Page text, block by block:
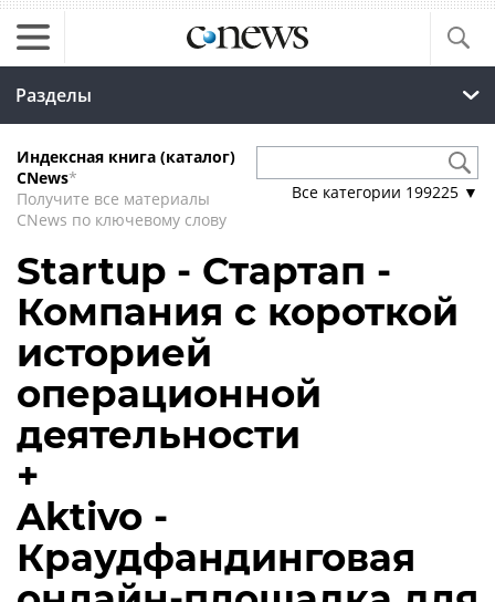
Разделы
Индексная книга (каталог)
CNews*
Получите все материалы
CNews по ключевому слову
Все категории 199225 ▼
Startup - Стартап -
Компания с короткой
историей
операционной
деятельности
+
Aktivo -
Краудфандинговая